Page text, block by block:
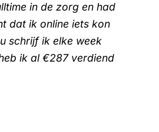
in de zorg en had
dat ik online iets kon
schrijf ik elke week
ik al €287 verdiend